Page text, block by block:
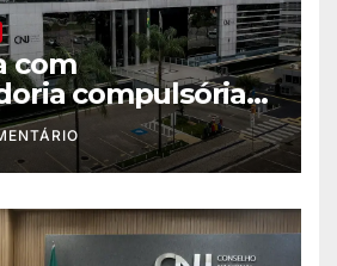
com
compulsória
máxima para